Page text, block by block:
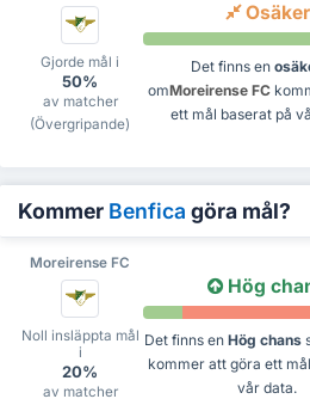
Gjorde mål i
50%
av matcher
(Övergripande)
Osäker
Det finns en
omMoreirense FC
ett mål baserat på
Kommer Benfica göra mål?
Moreirense FC
Noll insläppta mål
i
20%
av matcher
Hög
Det finns en Hög chans
kommer att göra ett
vår data.